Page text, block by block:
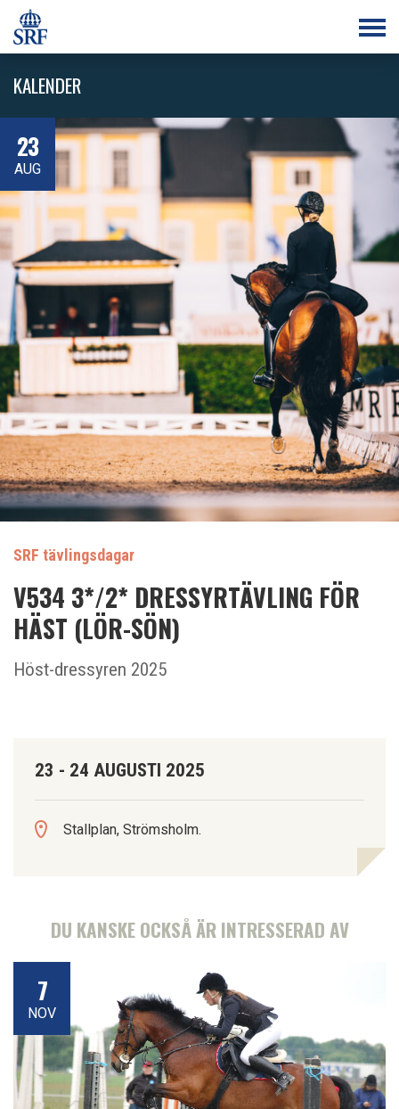
KALENDER
23
AUG
SRF tävlingsdagar
V534 3*/2* DRESSYRTÄVLING FÖR
HÄST (LÖR-SÖN)
Höst-dressyren 2025
23 - 24 AUGUSTI 2025
Stallplan, Strömsholm.
DU KANSKE OCKSÅ ÄR INTRESSERAD AV
7
NOV